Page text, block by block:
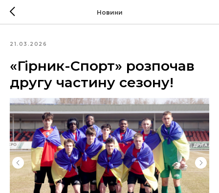
Новини
21.03.2026
«Гірник-Спорт» розпочав
другу частину сезону!